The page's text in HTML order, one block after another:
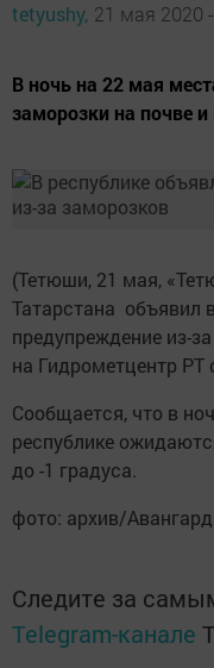
tetyushy, 21 мая 2020
В ночь на 22 мая
заморозки на почве
(Тетюши, 21 мая,
Татарстана объявил
предупреждение из-
на Гидрометцентр
Сообщается, что в
республике
до -1 градуса.
фото: архив/Авангард
Следите за
Telegram-канале